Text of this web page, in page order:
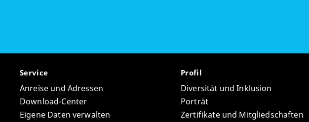
Service
Anreise und Adressen
Download-Center
Eigene Daten verwalten
Profil
Diversität und Inklusion
Porträt
Zertifikate und Mitgliedschaften